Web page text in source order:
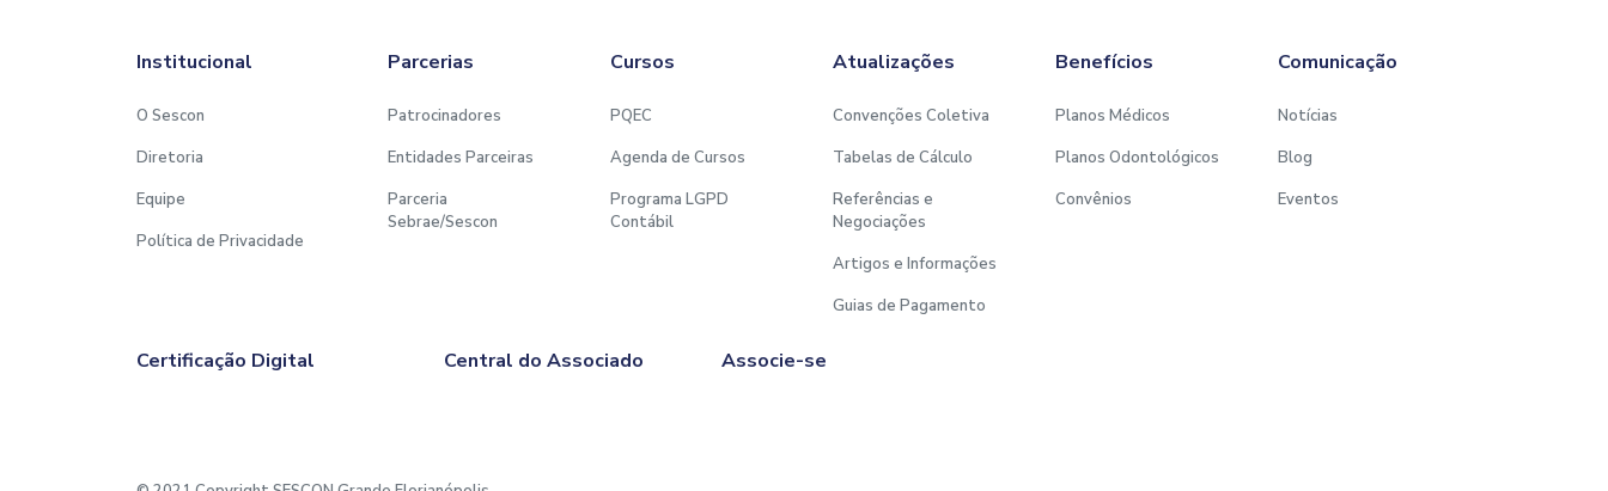
Institucional
O Sescon
Diretoria
Equipe
Política de Privacidade
Parcerias
Patrocinadores
Entidades Parceiras
Parceria
Sebrae/Sescon
Cursos
PQEC
Agenda de Cursos
Programa LGPD
Contábil
Atualizações
Convenções Coletiva
Tabelas de Cálculo
Referências e
Negociações
Artigos e Informações
Guias de Pagamento
Benefícios
Planos Médicos
Planos Odontológicos
Convênios
Comunicação
Notícias
Blog
Eventos
Certificação Digital Central do Associado Associe-se